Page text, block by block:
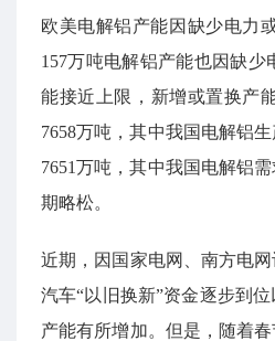
欧美电解铝产能因缺少电力
157万吨电解铝产能也因缺
能接近上限，新增或置换产
7658万吨，其中我国电解铝
7651万吨，其中我国电解铝
期略松。
近期，因国家电网、南方电
汽车“以旧换新”资金逐步到
产能有所增加。但是，随着